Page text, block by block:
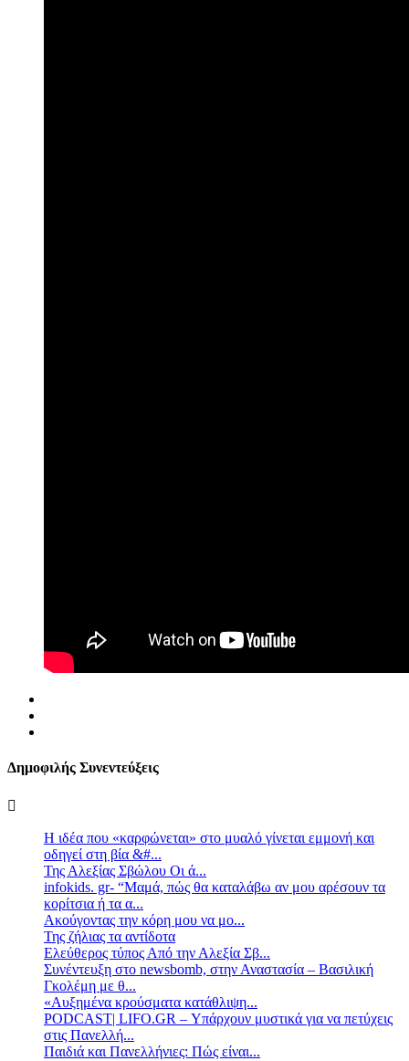
Δημοφιλής Συνεντεύξεις
Η ιδέα που «καρφώνεται» στο μυαλό γίνεται εμμονή και
οδηγεί στη βία &#...
Της Αλεξίας Σβώλου Οι ά...
infokids. gr- “Μαμά, πώς θα καταλάβω αν μου αρέσουν τα
κορίτσια ή τα α...
Ακούγοντας την κόρη μου να μο...
Της ζήλιας τα αντίδοτα
Ελεύθερος τύπος Από την Αλεξία Σβ...
Συνέντευξη στο newsbomb, στην Αναστασία – Βασιλική
Γκολέμη με θ...
«Αυξημένα κρούσματα κατάθλιψη...
PODCAST| LIFO.GR – Υπάρχουν μυστικά για να πετύχεις
στις Πανελλή...
Παιδιά και Πανελλήνιες: Πώς είναι...